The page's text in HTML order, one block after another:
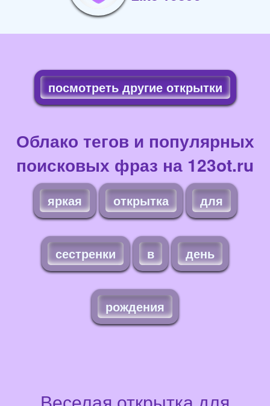
посмотреть другие открытки
Облако тегов и популярных
поисковых фраз на 123ot.ru
яркая открытка для
сестренки в день
рождения